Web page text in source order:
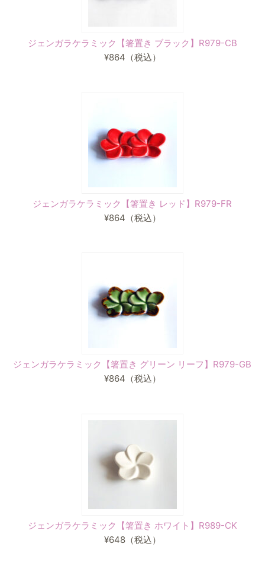
ジェンガラケラミック【箸置き ブラック】R979-CB
¥864 （税込）
ジェンガラケラミック【箸置き レッド】R979-FR
¥864 （税込）
ジェンガラケラミック【箸置き グリーン リーフ】R979-GB
¥864 （税込）
ジェンガラケラミック【箸置き ホワイト】R989-CK
¥648（税込）